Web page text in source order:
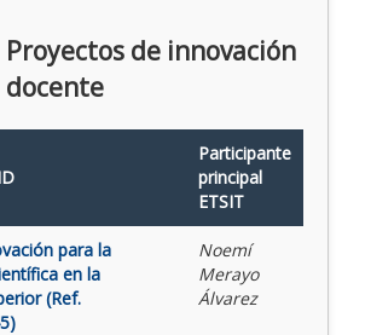
Proyectos de innovación
docente
Participante
principal
ETSIT
para la
en la
(Ref.
Noemí
Merayo
Álvarez